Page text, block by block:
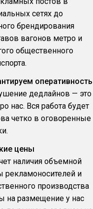
сетях до
брендирования
вагонов метро и
общественного
оперативность
дедлайнов — это
нас. Вся работа будет
четко в оговоренные
цены
наличия объемной
рекламоносителей и
производства
на размещение у нас